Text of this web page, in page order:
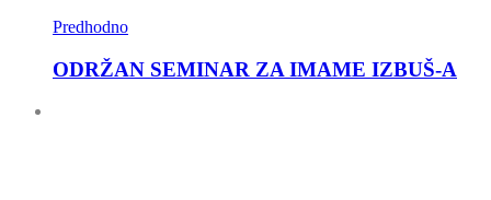
Predhodno
ODRŽAN SEMINAR ZA IMAME IZBUŠ-A